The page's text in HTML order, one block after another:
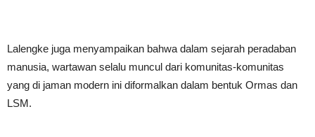
Lalengke juga menyampaikan bahwa dalam sejarah peradaban
manusia, wartawan selalu muncul dari komunitas-komunitas
yang di jaman modern ini diformalkan dalam bentuk Ormas dan
LSM.